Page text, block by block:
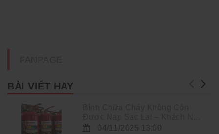
BÀI VIẾT HAY
Làm Gì?04/11/2025 13:00